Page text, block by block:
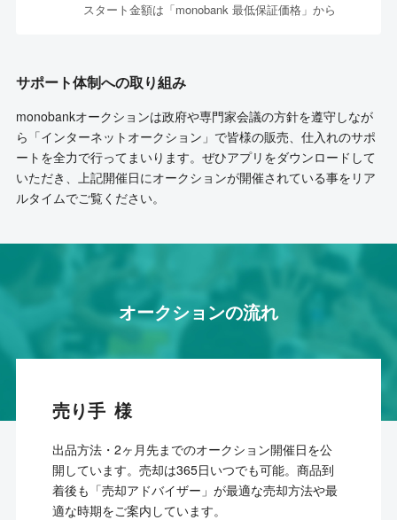
スタート金額は「monobank 最低保証価格」から
サポート体制への取り組み
monobankオークションは政府や専門家会議の方針を遵守しなが
ら「インターネットオークション」で皆様の販売、仕入れのサポ
ートを全力で行ってまいります。ぜひアプリをダウンロードして
いただき、上記開催日にオークションが開催されている事をリア
ルタイムでご覧ください。
オークションの流れ
売り手
出品方法・2ヶ月先までのオークション開催日を公
開しています。売却は365日いつでも可能。商品到
着後も「売却アドバイザー」が最適な売却方法や最
適な時期をご案内しています。